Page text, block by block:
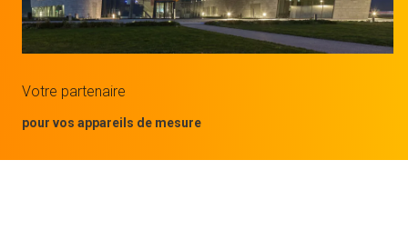
Votre partenaire
pour vos appareils de mesure